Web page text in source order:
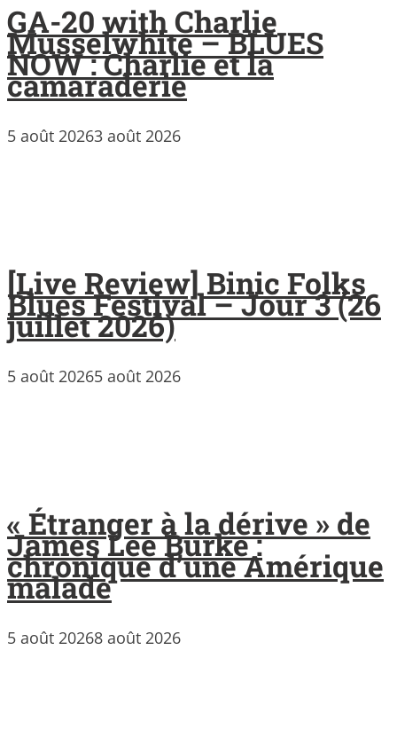
GA-20 with Charlie
Musselwhite – BLUES
NOW : Charlie et la
camaraderie
5 août 20263 août 2026
[Live Review] Binic Folks
Blues Festival – Jour 3 (26
juillet 2026)
5 août 20265 août 2026
« Étranger à la dérive » de
James Lee Burke :
chronique d’une Amérique
malade
5 août 20268 août 2026